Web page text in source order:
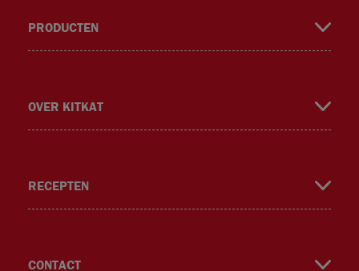
PRODUCTEN
OVER KITKAT
RECEPTEN
CONTACT